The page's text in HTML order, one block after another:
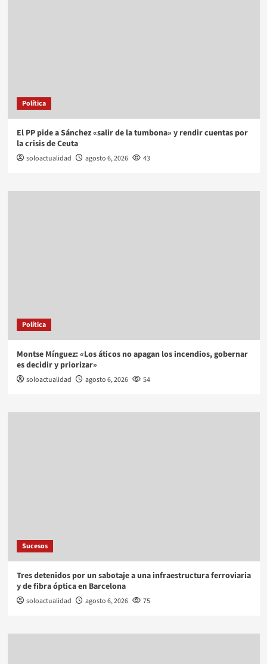
Política
El PP pide a Sánchez «salir de la tumbona» y rendir cuentas por
la crisis de Ceuta
soloactualidad agosto 6, 2026 43
Política
Montse Mínguez: «Los áticos no apagan los incendios, gobernar
es decidir y priorizar»
soloactualidad agosto 6, 2026 54
Sucesos
Tres detenidos por un sabotaje a una infraestructura ferroviaria
y de fibra óptica en Barcelona
soloactualidad agosto 6, 2026 75